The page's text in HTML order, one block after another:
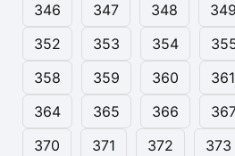
346
347 348 349
352
353 354
358
359 360 361
364
365 366
370
371 372 373